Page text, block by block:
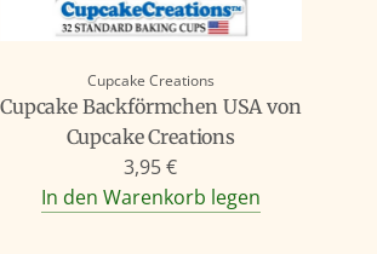
Cupcake Creations
Cupcake Backförmchen USA von
Cupcake Creations
3,95 €
In den Warenkorb legen